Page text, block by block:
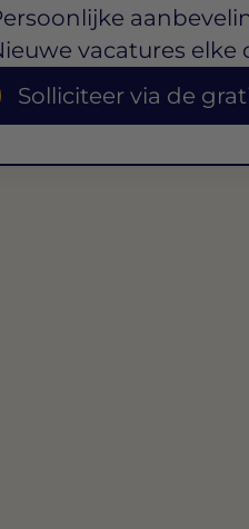
vacatures elke
Solliciteer via de